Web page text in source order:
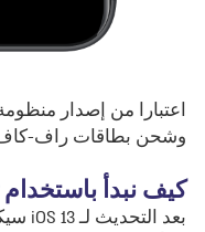
وشحن بطاقات راف-كاف
كيف نبدأ